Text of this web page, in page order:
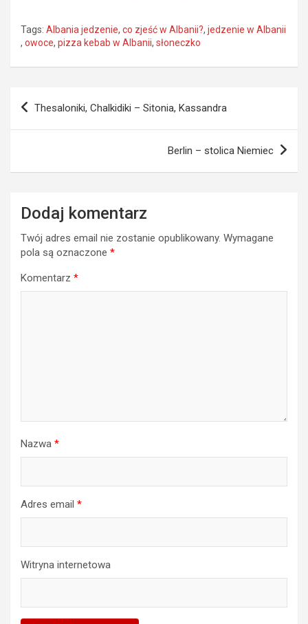
Tags: Albania jedzenie, co zjeść w Albanii?, jedzenie w Albanii
, owoce, pizza kebab w Albanii, słoneczko
Nawigacja
Thesaloniki, Chalkidiki – Sitonia, Kassandra
Berlin – stolica Niemiec
Dodaj komentarz
Twój adres email nie zostanie opublikowany. Wymagane
pola są oznaczone *
Komentarz *
Nazwa *
Adres email *
Witryna internetowa